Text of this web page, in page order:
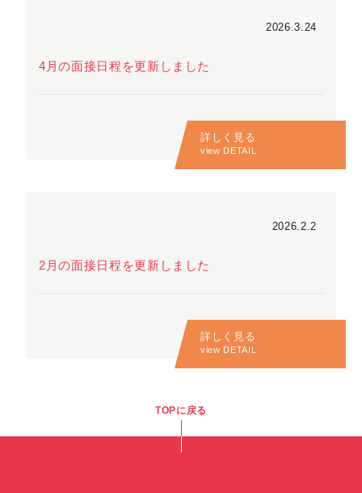
4月の面接日程を更新しました
2026.3.24
詳しく見る
view DETAIL
2月の面接日程を更新しました
2026.2.2
詳しく見る
view DETAIL
TOPに戻る